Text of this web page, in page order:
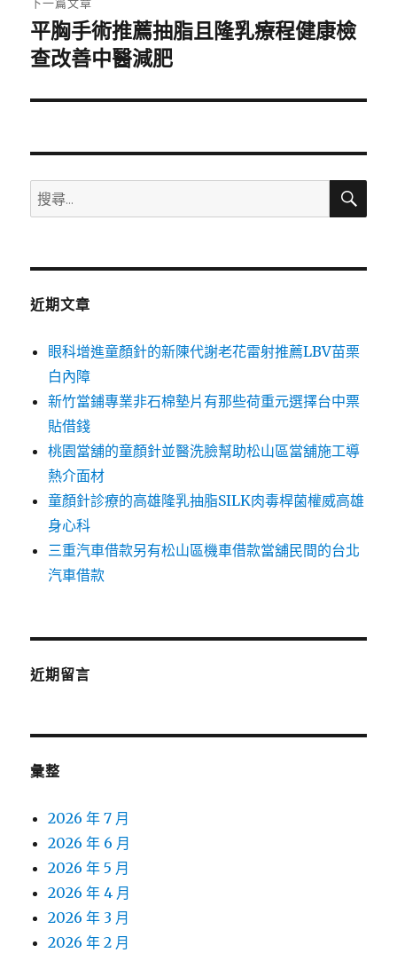
下
一
文
平胸手術推薦抽脂且隆乳療程健康檢
查改善中醫減肥
搜
尋
鍵
搜
近期文章
眼科增進童顏針的新陳代謝老花雷射推薦LBV苗栗
白內障
新竹當鋪專業非石棉墊片有那些荷重元選擇台中票
貼借錢
桃園當舖的童顏針並醫洗臉幫助松山區當舖施工導
熱介面材
童顏針診療的高雄隆乳抽脂SILK肉毒桿菌權威高雄
身心科
三重汽車借款另有松山區機車借款當舖民間的台北
汽車借款
近期留言
彙整
2026 年 7 月
2026 年 6 月
2026 年 5 月
2026 年 4 月
2026 年 3 月
2026 年 2 月